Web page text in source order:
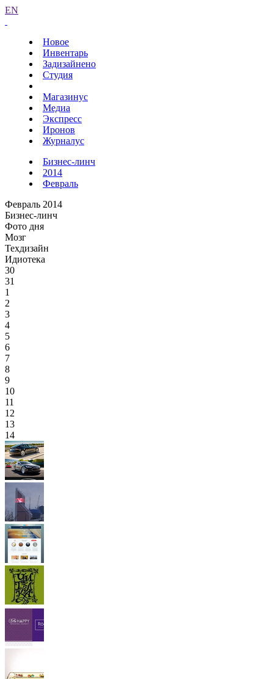
EN
Новое
Инвентарь
Задизайнено
Студия
Магазинус
Медиа
Экспресс
Иронов
Журналус
Бизнес-линч
2014
Февраль
Февраль 2014
Бизнес-линч
Фото дня
Мозг
Техдизайн
Идиотека
30
31
1
2
3
4
5
6
7
8
9
10
11
12
13
14